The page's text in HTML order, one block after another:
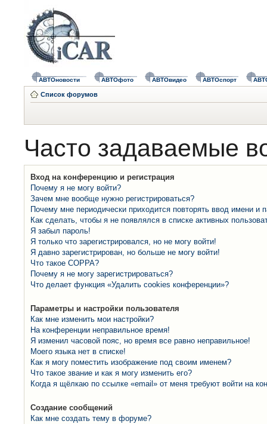
АВТОновости АВТОфото АВТОвидео АВТОспорт
Список форумов
Часто задаваемые
Вход на конференцию и регистрация
Почему я не могу войти?
Зачем мне вообще нужно регистрироваться?
Почему мне периодически приходится повторять ввод имени и
Как сделать, чтобы я не появлялся в списке активных
Я забыл пароль!
Я только что зарегистрировался, но не могу войти!
Я давно зарегистрирован, но больше не могу войти!
Что такое COPPA?
Почему я не могу зарегистрироваться?
Что делает функция «Удалить cookies конференции»?
Параметры и настройки пользователя
Как мне изменить мои настройки?
На конференции неправильное время!
Я изменил часовой пояс, но время все равно неправильное!
Моего языка нет в списке!
Как я могу поместить изображение под своим именем?
Что такое звание и как я могу изменить его?
Когда я щёлкаю по ссылке «email» от меня требуют войти на
Создание сообщений
Как мне создать тему в форуме?